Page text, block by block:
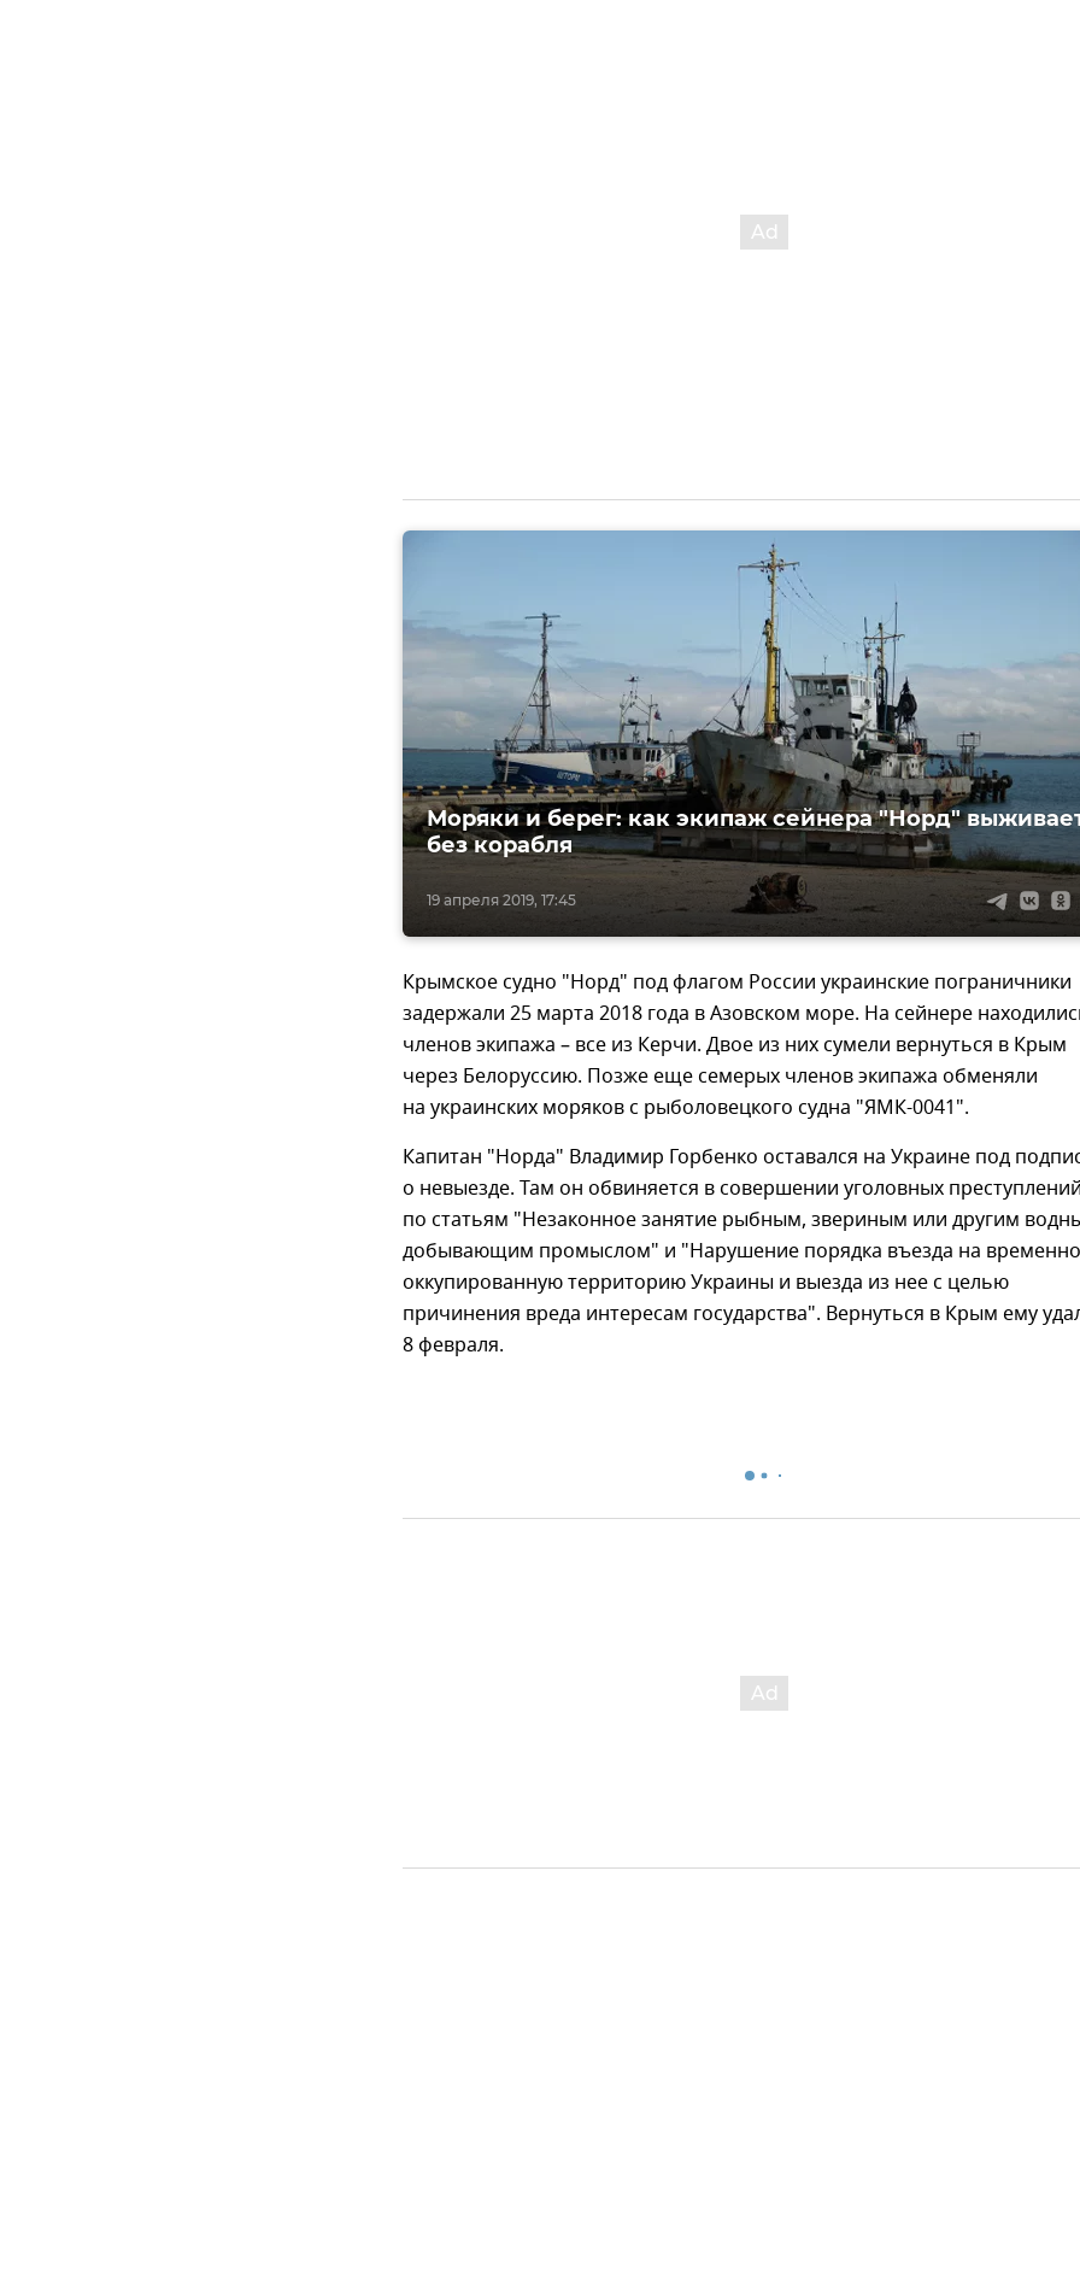
19 апреля 2019, 17:45
Моряки и берег: как экипаж сейнера "Норд"
без корабля
Крымское судно "Норд" под флагом России украинские пограничники
задержали 25 марта 2018 года в Азовском море. На сейнере
членов экипажа – все из Керчи. Двое из них сумели вернуться в Крым
через Белоруссию. Позже еще семерых членов экипажа обменяли
на украинских моряков с рыболовецкого судна "ЯМК-0041".
Капитан "Норда" Владимир Горбенко оставался на Украине под
о невыезде. Там он обвиняется в совершении уголовных
по статьям "Незаконное занятие рыбным, звериным или другим
добывающим промыслом" и "Нарушение порядка въезда на временно
оккупированную территорию Украины и выезда из нее с целью
причинения вреда интересам государства". Вернуться в Крым ему
8 февраля.